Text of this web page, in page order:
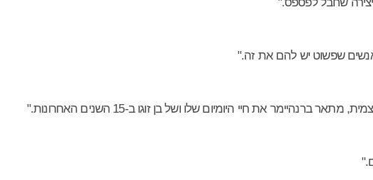
שפשוט יש להם את זה."
את חיי היומיום שלו ושל בן זוגו ב-15 השנים האחרונות."